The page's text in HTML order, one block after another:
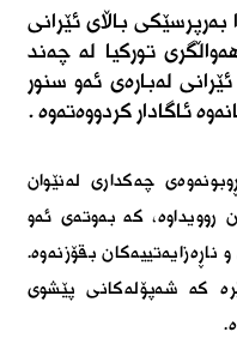
باڵای ئێرانی
تورکیا له چەند
لەبارەی ئەو سنور
ئاگادار کردووەتەوه .
چەكداری لەنێوان
روویداوە، كە بەوتەی ئەو
بقۆزنەوه.
کە شەپۆلەکانی پێشوی